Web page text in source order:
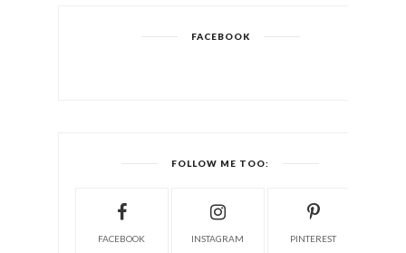
FACEBOOK
FOLLOW ME TOO:
FACEBOOK INSTAGRAM PINTEREST